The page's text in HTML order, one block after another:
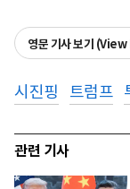
영문 기사 보기
시진핑 트럼프
관련 기사